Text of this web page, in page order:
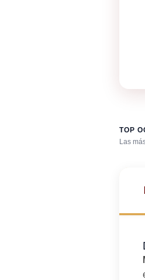
TOP
Las